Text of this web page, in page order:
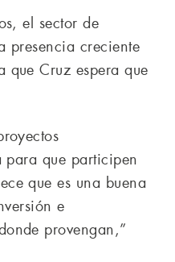
el sector de
presencia creciente
que Cruz espera que
para que participen
que es una buena
e
provengan,”